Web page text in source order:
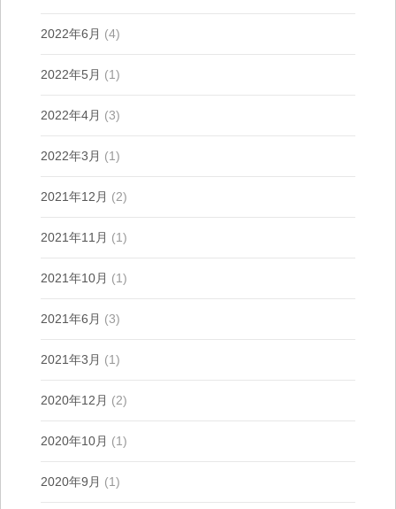
2022年6月 (4)
2022年5月 (1)
2022年4月 (3)
2022年3月 (1)
2021年12月 (2)
2021年11月 (1)
2021年10月 (1)
2021年6月 (3)
2021年3月 (1)
2020年12月 (2)
2020年10月 (1)
2020年9月 (1)